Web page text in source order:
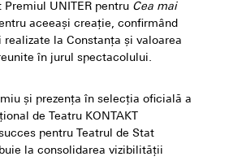
UNITER pentru Cea mai
aceeași creație, confirmând
la Constanța și valoarea
în jurul spectacolului.
și prezența în selecția oficială a
de Teatru KONTAKT
pentru Teatrul de Stat
la consolidarea vizibilității